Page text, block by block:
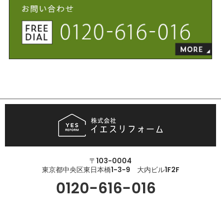
〒103-0004
東京都中央区東日本橋1-3-9 大内ビル1F2F
0120-616-016